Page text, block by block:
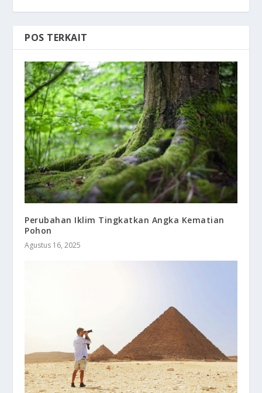
POS TERKAIT
Perubahan Iklim Tingkatkan Angka Kematian
Pohon
Agustus 16, 2025